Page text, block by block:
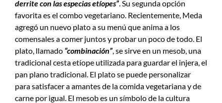
derrite con las especias etíopes”. Su segunda opción
favorita es el combo vegetariano. Recientemente, Meda
agregó un nuevo plato a su menú que anima a los
comensales a comer juntos y probar un poco de todo. El
plato, llamado “combinación”, se sirve en un mesob, una
tradicional cesta etíope utilizada para guardar el injera, el
pan plano tradicional. El plato se puede personalizar
para satisfacer a amantes de la comida vegetariana y de
carne por igual. El mesob es un símbolo de la cultura